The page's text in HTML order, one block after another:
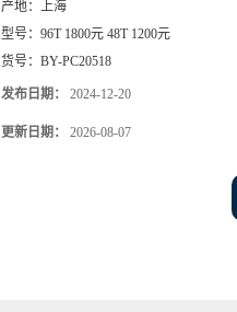
产地： 上海
型号： 96T 1800元 48T 1200元
货号： BY-PC20518
发布日期： 2024-12-20
更新日期： 2026-08-07